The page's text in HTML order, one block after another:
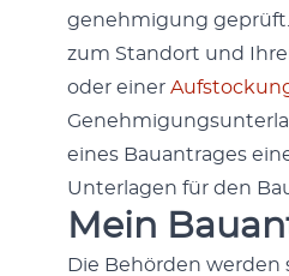
genehmi­gung
zum Stan­dort und
oder ein­er
eines Bauantrages
Unter­la­gen für den
Mein
Die Behör­den wer­den